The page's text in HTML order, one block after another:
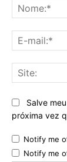
Salve
próxima vez
Notify me
Notify me